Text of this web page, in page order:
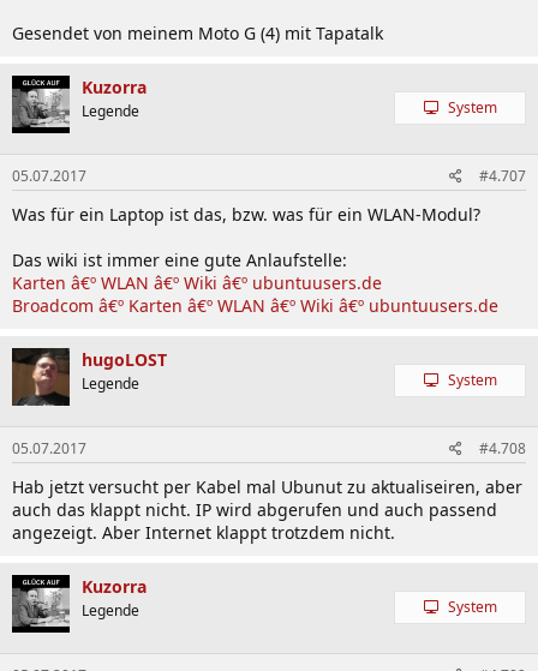
Gesendet von meinem Moto G (4) mit Tapatalk
Kuzorra
Legende System
05.07.2017 #4.707
Was für ein Laptop ist das, bzw. was für ein WLAN-Modul?
Das wiki ist immer eine gute Anlaufstelle:
Karten â€º WLAN â€º Wiki â€º ubuntuusers.de
Broadcom â€º Karten â€º WLAN â€º Wiki â€º ubuntuusers.de
hugoLOST
Legende System
05.07.2017 #4.708
Hab jetzt versucht per Kabel mal Ubunut zu aktualiseiren, aber
auch das klappt nicht. IP wird abgerufen und auch passend
angezeigt. Aber Internet klappt trotzdem nicht.
Kuzorra
Legende System